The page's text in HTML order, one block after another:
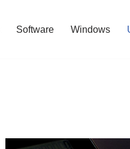
Software Windows